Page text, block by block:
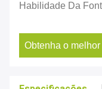
Habilidade Da
Obtenha o